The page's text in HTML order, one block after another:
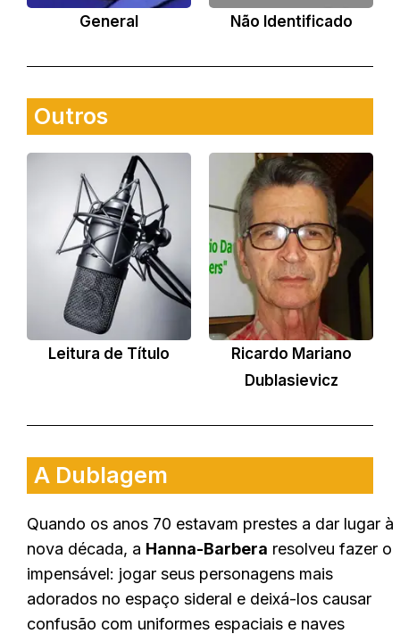
General Não Identificado
Outros
Leitura de Título
Ricardo Mariano
Dublasievicz
A Dublagem
Quando os anos 70 estavam prestes a dar lugar à
nova década, a Hanna-Barbera resolveu fazer o
impensável: jogar seus personagens mais
adorados no espaço sideral e deixá-los causar
confusão com uniformes espaciais e naves